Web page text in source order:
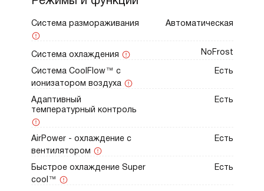
Система размораживания Автоматическая
Система охлаждения NoFrost
Система CoolFlow™ c
ионизатором воздуха
Есть
Адаптивный
температурный контроль
Есть
AirPower - охлаждение с
вентилятором
Есть
Быстрое охлаждение Super
cool™
Есть